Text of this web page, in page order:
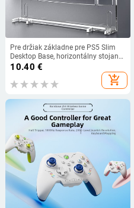
Pre držiak základne pre PS5 Slim
Desktop Base, horizontálny stojan
na konzolu, úspora miesta,
umiestnenie konzoly pre PS5 Slim
Disc&Digital Edition
10.40 €
add_shopping_cart